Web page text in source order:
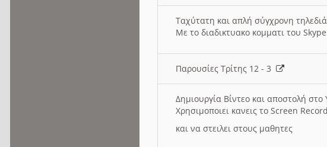
Ταχύτατη και απλή σύγχρονη
Με το διαδικτυακο κομματι του
Παρουσίες Τρίτης 12 - 3
Δημιουργία Βίντεο και αποστολή
Χρησιμοποιει κανεις το Screen
και να στειλει στους μαθητες